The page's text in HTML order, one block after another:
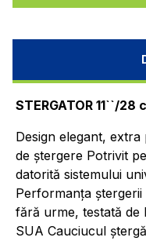
STERGATOR 11``/28
Design elegant,
de ștergere Potrivit
datorită sistemului
Performanța
fără urme, testată de
SUA Cauciucul